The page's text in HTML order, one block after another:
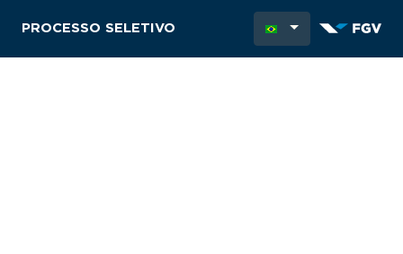
PROCESSO SELETIVO